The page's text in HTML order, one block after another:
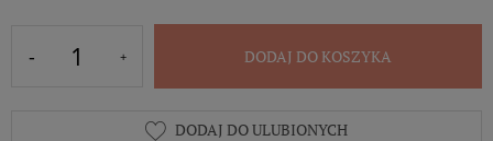
DODAJ DO KOSZYKA
DODAJ DO ULUBIONYCH